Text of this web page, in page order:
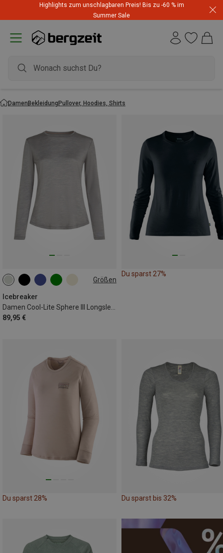
Highlights zum unschlagbaren Preis! Bis zu -60 % im
Summer Sale
DamenBekleidungPullover, Hoodies, Shirts
Größen
Icebreaker
89,95 €
XS S M
Du sparst 27%
Du sparst 28% Du sparst bis 32%